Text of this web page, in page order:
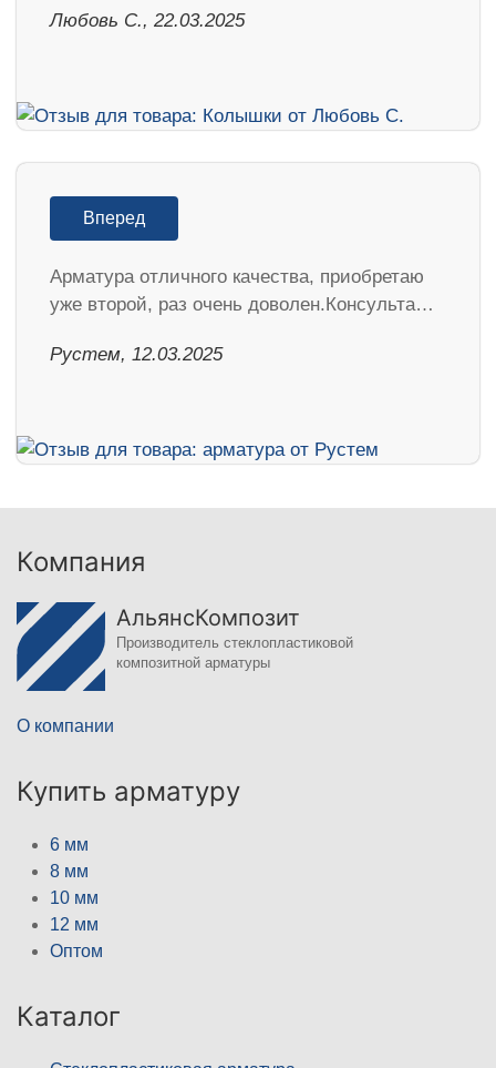
Любовь С., 22.03.2025
Вперед
Арматура отличного качества, приобретаю
уже второй, раз очень доволен.Консульта…
Рустем, 12.03.2025
Компания
АльянсКомпозит
Производитель стеклопластиковой
композитной арматуры
О компании
Купить арматуру
6 мм
8 мм
10 мм
12 мм
Оптом
Каталог